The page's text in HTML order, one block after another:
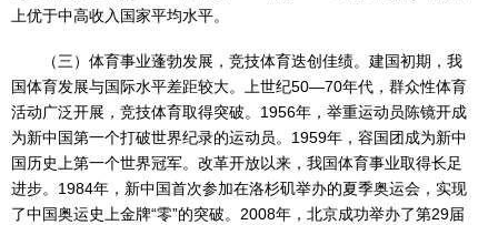
上优于中高收入国家平均水平。
（三）体育事业蓬勃发展，竞技体育迭创佳绩。建国初期，我
国体育发展与国际水平差距较大。上世纪50—70年代，群众性体育
活动广泛开展，竞技体育取得突破。1956年，举重运动员陈镜开成
为新中国第一个打破世界纪录的运动员。1959年，容国团成为新中
国历史上第一个世界冠军。改革开放以来，我国体育事业取得长足
进步。1984年，新中国首次参加在洛杉矶举办的夏季奥运会，实现
了中国奥运史上金牌“零”的突破。2008年，北京成功举办了第29届